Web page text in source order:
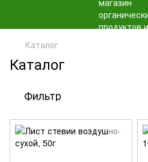
Каталог
Каталог
Фильтр